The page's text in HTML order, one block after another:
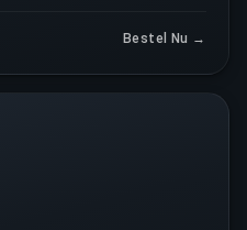
Bestel Nu →